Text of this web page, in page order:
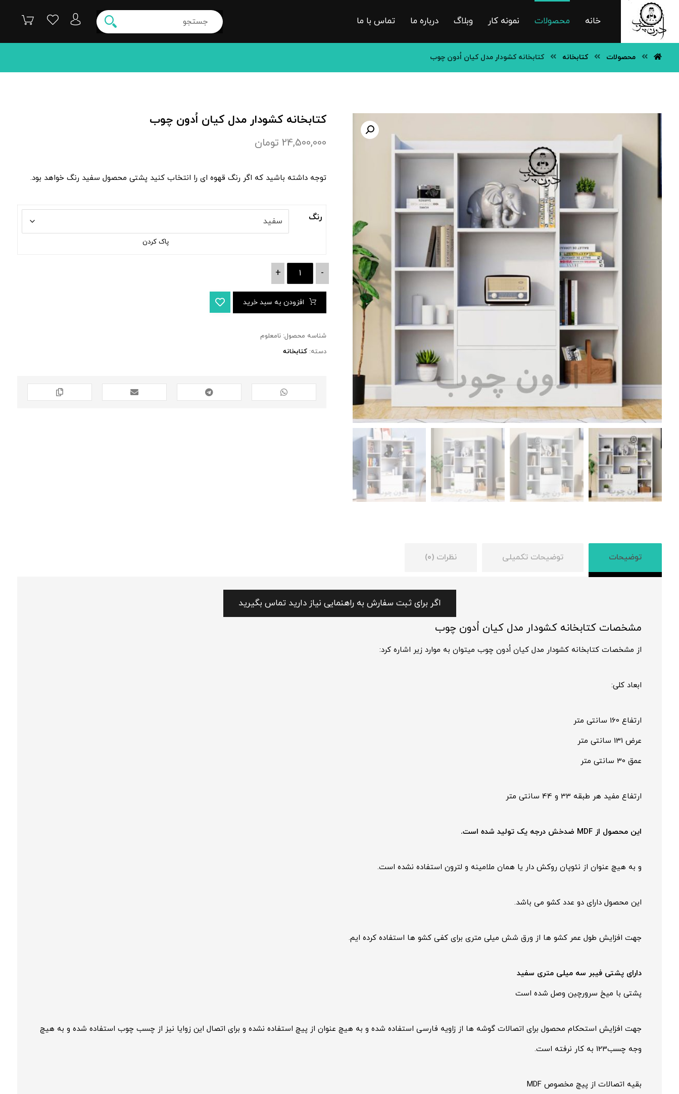
خانه محصولات نمونه کار وبلاگ درباره ما تماس با ما
محصولات کتابخانه کتابخانه کشودار مدل کیان اُدون چوب
کتابخانه کشودار مدل کیان اُدون چوب
24,500,000 تومان
توجه داشته باشید که اگر رنگ قهوه ای را انتخاب کنید پشتی محصول سفید رنگ خواهد بود.
رنگ
پاک کردن
-
+
افزودن به سبد خرید
شناسه محصول: نامعلوم
دسته: کتابخانه
توضیحات توضیحات تکمیلی نظرات (0)
اگر برای ثبت سفارش به راهنمایی نیاز دارید تماس بگیرید
مشخصات کتابخانه کشودار مدل کیان اُدون چوب
از مشخصات کتابخانه کشودار مدل کیان اُدون چوب میتوان به موارد زیر اشاره کرد:
ابعاد کلی:
ارتفاع 160 سانتی متر
عرض 131 سانتی متر
عمق 30 سانتی متر
ارتفاع مفید هر طبقه 33 و 44 سانتی متر
این محصول از MDF ضدخش درجه یک تولید شده است.
و به هیچ عنوان از نئوپان روکش دار یا همان ملامینه و لترون استفاده نشده است.
این محصول دارای دو عدد کشو می باشد.
جهت افزایش طول عمر کشو ها از ورق شش میلی متری برای کفی کشو ها استفاده کرده ایم.
دارای پشتی فیبر سه میلی متری سفید
پشتی با میخ سرورچین وصل شده است
جهت افزایش استحکام محصول برای اتصالات گوشه ها از زاویه فارسی استفاده شده و به هیچ عنوان از پیچ استفاده نشده و برای اتصال این زوایا نیز از چسب چوب استفاده شده و به هیچ
وجه چسب123 به کار نرفته است.
بقیه اتصالات از پیچ مخصوص MDF